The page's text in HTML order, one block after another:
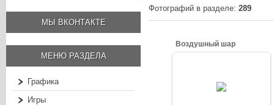
МЫ ВКОНТАКТЕ
МЕНЮ РАЗДЕЛА
Графика
Игры
Фотографий в разделе: 289
Воздушный шар